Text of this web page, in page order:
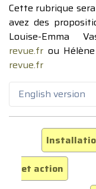
Cette rubrique
avez des
Louise-Emma
revue.fr ou
revue.fr
English version
et action